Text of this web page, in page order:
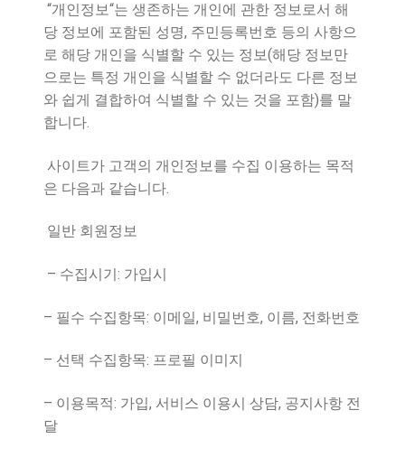
“개인정보“는 생존하는 개인에 관한 정보로서 해
당 정보에 포함된 성명, 주민등록번호 등의 사항으
로 해당 개인을 식별할 수 있는 정보(해당 정보만
으로는 특정 개인을 식별할 수 없더라도 다른 정보
와 쉽게 결합하여 식별할 수 있는 것을 포함)를 말
합니다.
사이트가 고객의 개인정보를 수집 이용하는 목적
은 다음과 같습니다.
일반 회원정보
– 수집시기 : 가입시
– 필수 수집항목: 이메일, 비밀번호, 이름, 전화번호
– 선택 수집항목: 프로필 이미지
– 이용목적: 가입, 서비스 이용시 상담, 공지사항 전
달